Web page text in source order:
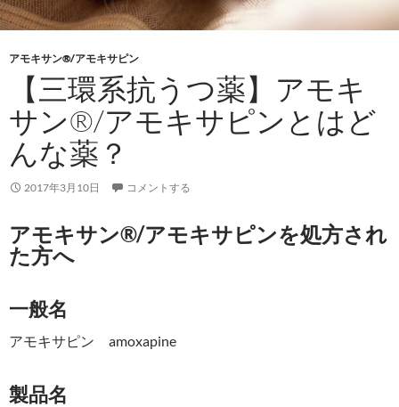
アモキサン®/アモキサピン
【三環系抗うつ薬】アモキ
サン®/アモキサピンとはど
んな薬？
2017年3月10日 コメントする
アモキサン®/アモキサピンを処方され
た方へ
一般名
アモキサピン amoxapine
製品名